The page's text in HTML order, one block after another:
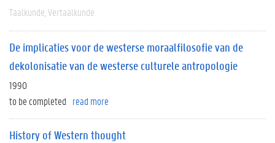
Taalkunde Vertaalkunde
De implicaties voor de westerse moraalfilosofie van de
dekolonisatie van de westerse culturele antropologie
1990
to be completed read more
History of Western thought